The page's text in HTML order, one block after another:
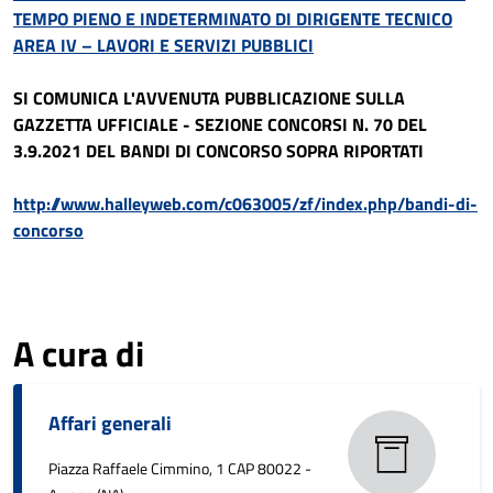
TEMPO PIENO E INDETERMINATO DI DIRIGENTE TECNICO
AREA IV – LAVORI E SERVIZI PUBBLICI
SI COMUNICA L'AVVENUTA PUBBLICAZIONE SULLA
GAZZETTA UFFICIALE - SEZIONE CONCORSI N. 70 DEL
3.9.2021 DEL BANDI DI CONCORSO SOPRA RIPORTATI
http://www.halleyweb.com/c063005/zf/index.php/bandi-di-
concorso
A cura di
Affari generali
Piazza Raffaele Cimmino, 1 CAP 80022 -